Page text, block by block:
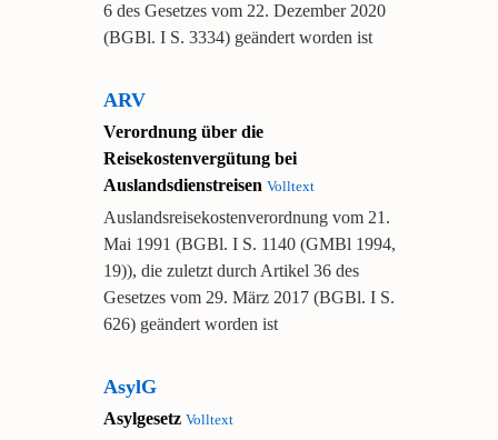
6 des Gesetzes vom 22. Dezember 2020
(BGBl. I S. 3334) geändert worden ist
ARV
Verordnung über die
Reisekostenvergütung bei
AuslandsdienstreisenVolltext
Auslandsreisekostenverordnung vom 21.
Mai 1991 (BGBl. I S. 1140 (GMBl 1994,
19)), die zuletzt durch Artikel 36 des
Gesetzes vom 29. März 2017 (BGBl. I S.
626) geändert worden ist
AsylG
AsylgesetzVolltext